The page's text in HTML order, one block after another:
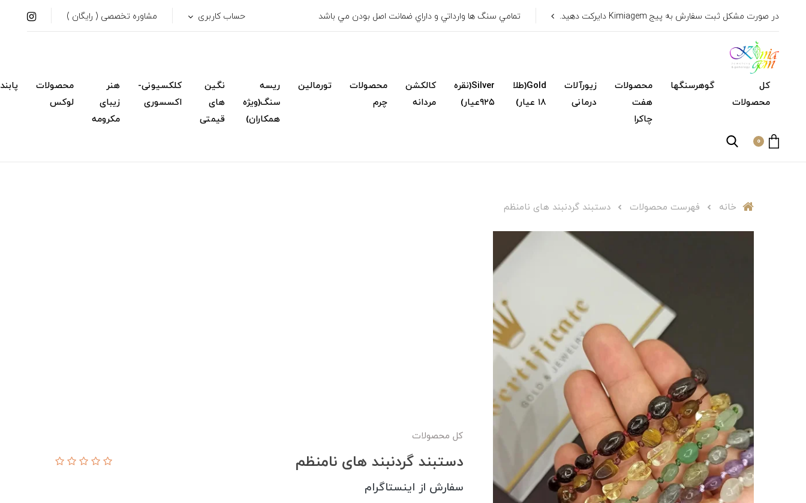
در صورت مشکل ثبت سفارش به پیج Kimiagem دایرکت دهید. تمامي سنگ ها وارداتي و داراي ضمانت اصل بودن مي باشد حساب کاربری مشاوره تخصصی ( رایگان )
کل
محصولات
گوهرسنگها
محصولات
هفت
چاکرا
زیورآلات
درمانی
Gold(طلا
۱۸ عیار)
Silver(نقره
۹۲۵عیار)
کالکشن
مردانه
محصولات
چرم
تورمالین
ریسه
سنگ(ویژه
همکاران)
نگین
های
قیمتی
کلکسیونی-
اکسسوری
هنر
زیبای
مکرومه
محصولات
لوکس
0
خانه فهرست محصولات دستبند گردنبند‌ های ‌نامنظم
کل محصولات
دستبند گردنبند‌ های ‌نامنظم
سفارش از اینستاگرام